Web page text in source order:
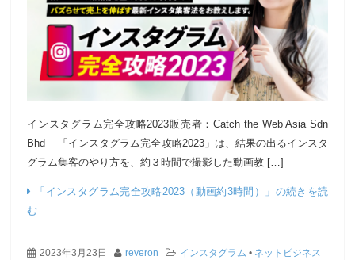
インスタグラム完全攻略2023販売者：Catch the Web Asia Sdn
Bhd 「インスタグラム完全攻略2023」は、結果の出るインスタ
グラム集客のやり方を、約３時間で撮影した動画教 […]
「インスタグラム完全攻略2023（動画約3時間）」の続きを読
む
2023年3月23日 reveron インスタグラム • ネットビジネス